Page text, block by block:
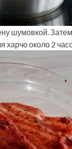
шумовкой.
харчо около 2